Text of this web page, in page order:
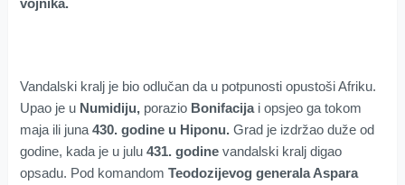
vojnika.
Vandalski kralj je bio odlučan da u potpunosti opustoši Afriku.
Upao je u Numidiju,porazio Bonifacijai opsjeo ga tokom
maja ili juna430. godine u Hiponu.Grad je izdržao duže od
godine, kada je u julu 431. godinevandalski kralj digao
opsadu. Pod komandom Teodozijevog generala Aspara